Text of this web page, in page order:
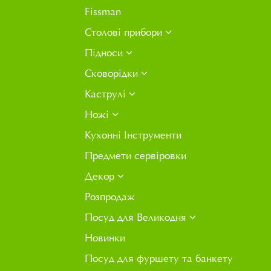
Fissman
Столові прибори
Підноси
Сковорідки
Каструлі
Ножі
Кухонні Інструменти
Предмети сервіровки
Декор
Розпродаж
Посуд для Великодня
Новинки
Посуд для фуршету та банкету